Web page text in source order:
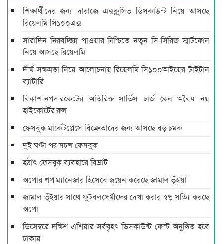
শিক্ষার্থীদের জন্য দারাজে এক্সক্লুসিভ ডিসকাউন্ট নিয়ে আসছে
রিয়েলমি সি১০০এক্স
সারাদিন নিরবচ্ছিন্ন পাওয়ার নিশ্চিতে নতুন সি-সিরিজ স্মার্টফোন
নিয়ে আসছে রিয়েলমি
দীর্ঘ সক্ষমতা নিয়ে আলোচনায় রিয়েলমি সি১০০আইয়ের টাইটান
ব্যাটারি
বিকাশ-নগদ-রকেটের অতিরিক্ত সার্ভিস চার্জ কেন অবৈধ নয়
হাইকোর্টের রুল
ফেসবুক মার্কেটপ্লেসে বিক্রেতাদের জন্য আসছে বড় চমক
দুই ঘণ্টা পর সচল ফেসবুক
হঠাৎ ফেসবুক ব্যবহারে বিভ্রাট
অপোর শপ ম্যানেজার হিসেবে জয়েন করেছে জামাল ভূঁইয়া
জামাল ভূঁইয়ার সাথে ফুটবলপ্রেমীদের দেখা করার স্বপ্ন সত্যি করছে
অপো
ডিসেম্বরে দক্ষিণ এশিয়ার সর্ববৃহৎ ডিসকাউন্ট ফেস্ট অনুষ্ঠিত হবে
ঢাকায়